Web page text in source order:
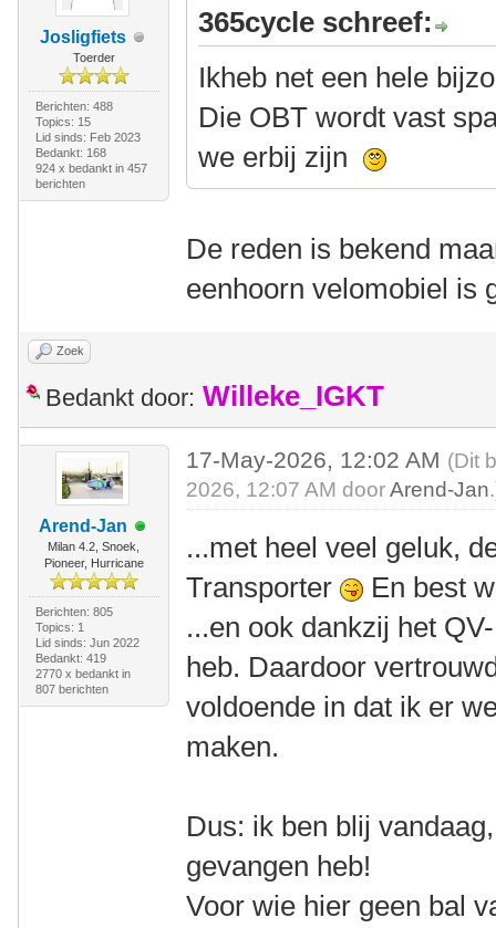
Josligfiets
Toerder
Berichten: 488
Topics: 15
Lid sinds: Feb 2023
Bedankt: 168
924 x bedankt in 457
berichten
365cycle schreef:
Ikheb net een hele
Die OBT wordt vast
we erbij zijn
De reden is bekend
eenhoorn velomobiel is
Zoek
Bedankt door: Willeke_IGKT
Arend-Jan
Milan 4.2, Snoek,
Pioneer, Hurricane
Berichten: 805
Topics: 1
Lid sinds: Jun 2022
Bedankt: 419
2770 x bedankt in
807 berichten
17-May-2026, 12:02 AM (Dit
2026, 12:07 AM doorArend-Jan
...met heel veel geluk,
Transporter
En best
...en ook dankzij het
heb. Daardoor
voldoende in dat ik er
maken.
Dus: ik ben blij
gevangen heb!
Voor wie hier geen bal